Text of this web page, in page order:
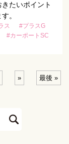
たいポイント
。
ス
#プラスG
#カーポートSC
» 最後 »